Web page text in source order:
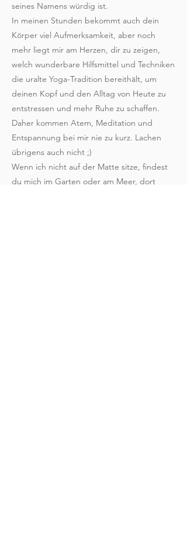
seines Namens würdig ist.
In meinen Stunden bekommt auch dein
Körper viel Aufmerksamkeit, aber noch
mehr liegt mir am Herzen, dir zu zeigen,
welch wunderbare Hilfsmittel und Techniken
die uralte Yoga-Tradition bereithält, um
deinen Kopf und den Alltag von Heute zu
entstressen und mehr Ruhe zu schaffen.
Daher kommen Atem, Meditation und
Entspannung bei mir nie zu kurz. Lachen
übrigens auch nicht ;)
Wenn ich nicht auf der Matte sitze, findest
du mich im Garten oder am Meer, dort